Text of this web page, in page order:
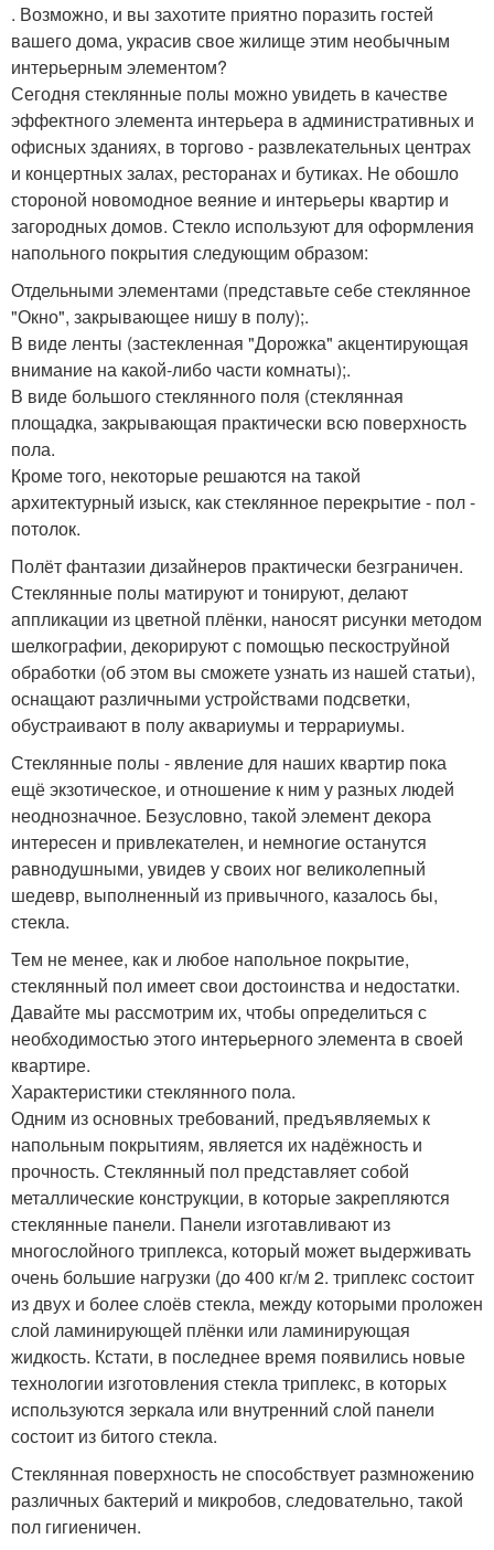
. Возможно, и вы захотите приятно поразить гостей
вашего дома, украсив свое жилище этим необычным
интерьерным элементом?
Сегодня стеклянные полы можно увидеть в качестве
эффектного элемента интерьера в административных и
офисных зданиях, в торгово - развлекательных центрах
и концертных залах, ресторанах и бутиках. Не обошло
стороной новомодное веяние и интерьеры квартир и
загородных домов. Стекло используют для оформления
напольного покрытия следующим образом:
Отдельными элементами (представьте себе стеклянное
"Окно", закрывающее нишу в полу);.
В виде ленты (застекленная "Дорожка" акцентирующая
внимание на какой-либо части комнаты);.
В виде большого стеклянного поля (стеклянная
площадка, закрывающая практически всю поверхность
пола.
Кроме того, некоторые решаются на такой
архитектурный изыск, как стеклянное перекрытие - пол -
потолок.
Полёт фантазии дизайнеров практически безграничен.
Стеклянные полы матируют и тонируют, делают
аппликации из цветной плёнки, наносят рисунки методом
шелкографии, декорируют с помощью пескоструйной
обработки (об этом вы сможете узнать из нашей статьи),
оснащают различными устройствами подсветки,
обустраивают в полу аквариумы и террариумы.
Стеклянные полы - явление для наших квартир пока
ещё экзотическое, и отношение к ним у разных людей
неоднозначное. Безусловно, такой элемент декора
интересен и привлекателен, и немногие останутся
равнодушными, увидев у своих ног великолепный
шедевр, выполненный из привычного, казалось бы,
стекла.
Тем не менее, как и любое напольное покрытие,
стеклянный пол имеет свои достоинства и недостатки.
Давайте мы рассмотрим их, чтобы определиться с
необходимостью этого интерьерного элемента в своей
квартире.
Характеристики стеклянного пола.
Одним из основных требований, предъявляемых к
напольным покрытиям, является их надёжность и
прочность. Стеклянный пол представляет собой
металлические конструкции, в которые закрепляются
стеклянные панели. Панели изготавливают из
многослойного триплекса, который может выдерживать
очень большие нагрузки (до 400 кг/м 2. триплекс состоит
из двух и более слоёв стекла, между которыми проложен
слой ламинирующей плёнки или ламинирующая
жидкость. Кстати, в последнее время появились новые
технологии изготовления стекла триплекс, в которых
используются зеркала или внутренний слой панели
состоит из битого стекла.
Стеклянная поверхность не способствует размножению
различных бактерий и микробов, следовательно, такой
пол гигиеничен.